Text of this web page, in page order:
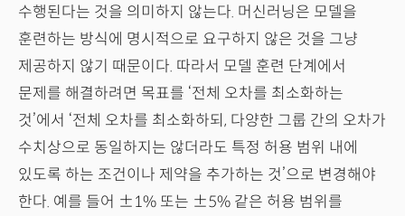
수행된다는 것을 의미하지 않는다. 머신러닝은 모델을
훈련하는 방식에 명시적으로 요구하지 않은 것을 그냥
제공하지 않기 때문이다. 따라서 모델 훈련 단계에서
문제를 해결하려면 목표를 ‘전체 오차를 최소화하는
것’에서 ‘전체 오차를 최소화하되, 다양한 그룹 간의 오차가
수치상으로 동일하지는 않더라도 특정 허용 범위 내에
있도록 하는 조건이나 제약을 추가하는 것’으로 변경해야
한다. 예를 들어 ±1% 또는 ±5% 같은 허용 범위를